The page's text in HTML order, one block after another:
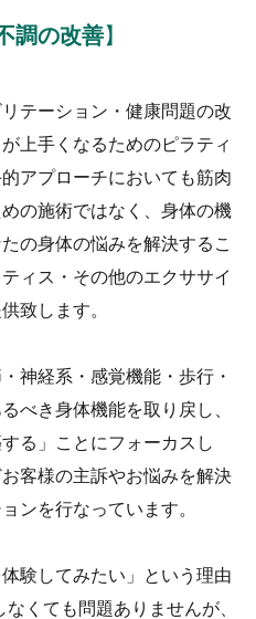
調の改善】
テーション・健康問題の改
上手くなるためのピラティ
アプローチにおいても筋肉
の施術ではなく、身体の機
の身体の悩みを解決するこ
ィス・その他のエクササイ
致します。
神経系・感覚機能・歩行・
べき身体機能を取り戻し、
る」ことにフォーカスし
客様の主訴やお悩みを解決
ンを行なっています。
験してみたい」という理由
くても問題ありませんが、